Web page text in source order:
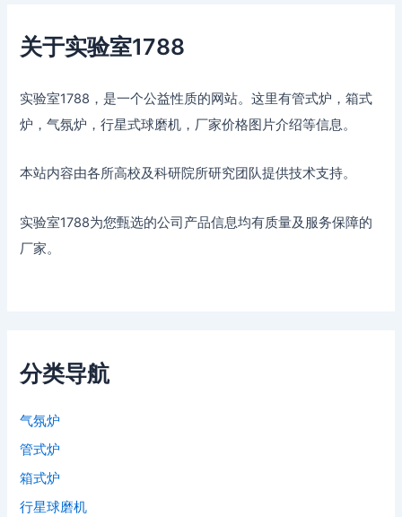
关于实验室1788
实验室1788，是一个公益性质的网站。这里有管式炉，箱式
炉，气氛炉，行星式球磨机，厂家价格图片介绍等信息。
本站内容由各所高校及科研院所研究团队提供技术支持。
实验室1788为您甄选的公司产品信息均有质量及服务保障的
厂家。
分类导航
气氛炉
管式炉
箱式炉
行星球磨机